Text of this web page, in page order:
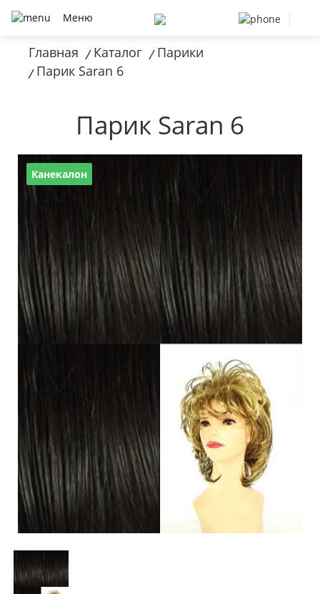
Меню
Главная / Каталог / Парики
/ Парик Saran 6
Парик Saran 6
Канекалон